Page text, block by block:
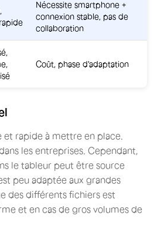
Nécessite smartphone +
connexion stable, pas de
collaboration
Coût, phase d'adaptation
et rapide à mettre en place.
les entreprises. Cependant,
le tableur peut être source
peu adaptée aux grandes
des différents fichiers est
et en cas de gros volumes de